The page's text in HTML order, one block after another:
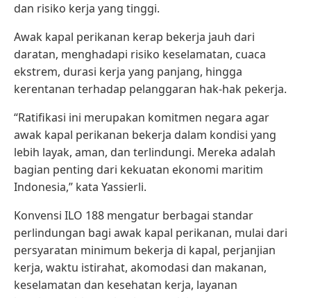
dan risiko kerja yang tinggi.
Awak kapal perikanan kerap bekerja jauh dari
daratan, menghadapi risiko keselamatan, cuaca
ekstrem, durasi kerja yang panjang, hingga
kerentanan terhadap pelanggaran hak-hak pekerja.
“Ratifikasi ini merupakan komitmen negara agar
awak kapal perikanan bekerja dalam kondisi yang
lebih layak, aman, dan terlindungi. Mereka adalah
bagian penting dari kekuatan ekonomi maritim
Indonesia,” kata Yassierli.
Konvensi ILO 188 mengatur berbagai standar
perlindungan bagi awak kapal perikanan, mulai dari
persyaratan minimum bekerja di kapal, perjanjian
kerja, waktu istirahat, akomodasi dan makanan,
keselamatan dan kesehatan kerja, layanan